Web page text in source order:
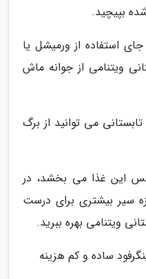
بپیچید.
استفاده از ورمیشل یا
ویتنامی از جوانه ماش
می توانید از برگ
این غذا می بخشد، در
سیر بیشتری برای درست
ویتنامی بهره ببرید.
ساده و کم هزینه